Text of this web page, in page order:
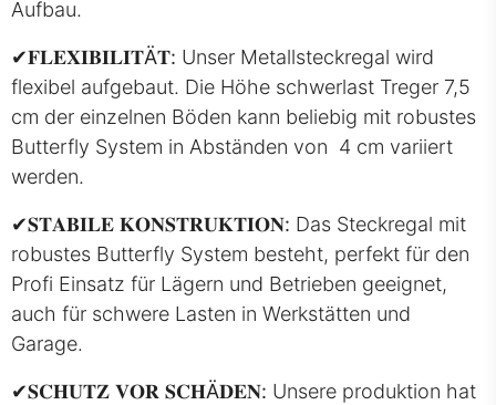
Aufbau.
✔𝐅𝐋𝐄𝐗𝐈𝐁𝐈𝐋𝐈𝐓Ä𝐓: Unser Metallsteckregal wird
flexibel aufgebaut. Die Höhe schwerlast Treger 7,5
cm der einzelnen Böden kann beliebig mit robustes
Butterfly System in Abständen von 4 cm variiert
werden.
✔𝐒𝐓𝐀𝐁𝐈𝐋𝐄 𝐊𝐎𝐍𝐒𝐓𝐑𝐔𝐊𝐓𝐈𝐎𝐍: Das Steckregal mit
robustes Butterfly System besteht, perfekt für den
Profi Einsatz für Lägern und Betrieben geeignet,
auch für schwere Lasten in Werkstätten und
Garage.
✔𝐒𝐂𝐇𝐔𝐓𝐙 𝐕𝐎𝐑 𝐒𝐂𝐇Ä𝐃𝐄𝐍: Unsere produktion hat